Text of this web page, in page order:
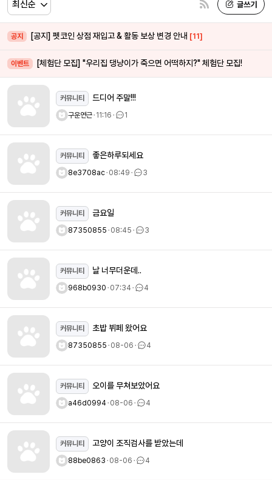
공지 [공지] 펫코인 상점 재입고 & 활동 보상 변경 안내 [11]
이벤트 [체험단 모집] "우리집 댕냥이가 죽으면 어떡하지?" 체험단 모집!
커뮤니티 드디어 주말!!!
구운연근ㆍ11:16ㆍ 1
커뮤니티 좋은하루되세요
8e3708acㆍ08:49ㆍ 3
커뮤니티 금요일
87350855ㆍ08:45ㆍ 3
커뮤니티 날 너무더운데..
968b0930ㆍ07:34ㆍ 4
커뮤니티 초밥 뷔페 왔어요
87350855ㆍ08-06ㆍ 4
커뮤니티 오이를 무쳐보았어요
a46d0994ㆍ08-06ㆍ 4
커뮤니티 고양이 조직검사를 받았는데
88be0863ㆍ08-06ㆍ 4